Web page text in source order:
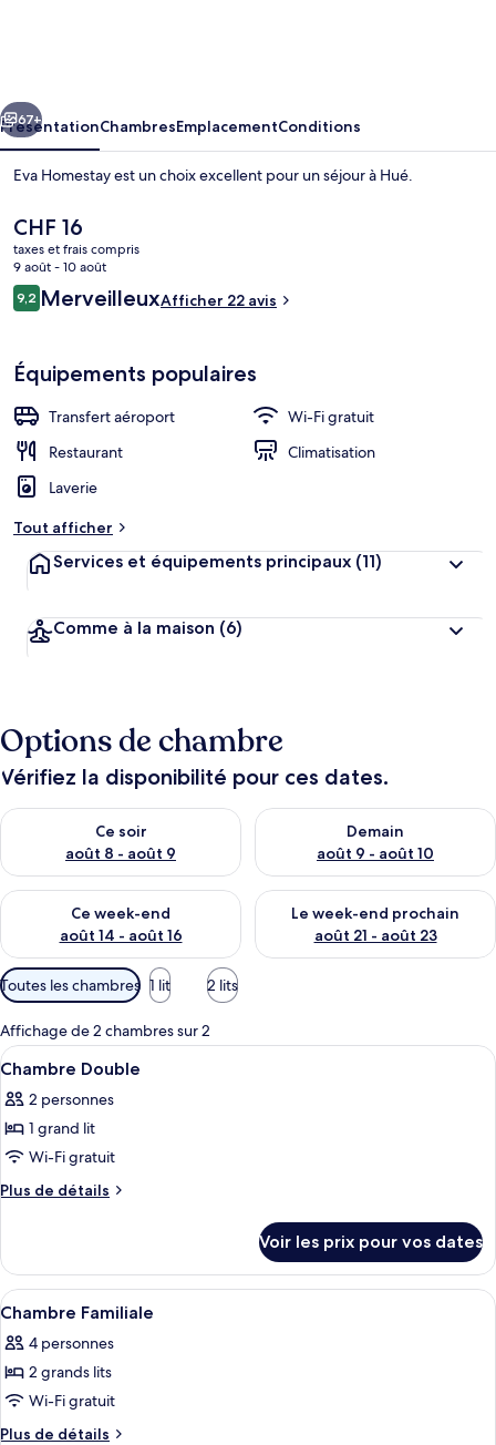
Suivant
67+
PrésentationChambresEmplacementConditions
Eva Homestay est un choix excellent pour un séjour à Hué.
Le
prix
actuel
est
de
CHF 16
taxes et frais compris
9 août - 10 août
Avis
voyageurs
9,29,2 sur 10
MerveilleuxAfficher 22 avis
Équipements populaires
Transfert aéroport
Wi-Fi gratuit
Restaurant
Climatisation
Laverie
Tout afficher
Services et équipements principaux (11)
Comme à la maison (6)
Options de chambre
Vérifiez la disponibilité pour ces dates.
Ce soir
août 8 - août 9
Vérifier la disponibilité pour ce soir août 8 - août 9
Demain
août 9 - août 10
Vérifier la disponibilité pour
Ce week-end
août 14 - août 16
Vérifier la disponibilité pour ce week-end août 14 - août 16
Le week-end prochain
août 21 - août 23
Vérifier la disponibilité pour
Filtres
disponibles
pour
les
chambres
Toutes les chambres 1 lit 2 lits
Affichage de 2 chambres sur 2
Afficher
toutes
les
photos
pour
ce
chambre :
Chambre
Double
Une chambre d’hôtel avec un lit,
14
Chambre Double
2 personnes
1 grand lit
Wi-Fi gratuit
Plus de détails
Plus
le
type
de
Chambre
Double
Voir les prix pour vos dates
Afficher
toutes
les
photos
pour
ce
Une chambre d’hôtel avec deux
25
Chambre Familiale
4 personnes
2 grands lits
Wi-Fi gratuit
Plus de détails
Plus